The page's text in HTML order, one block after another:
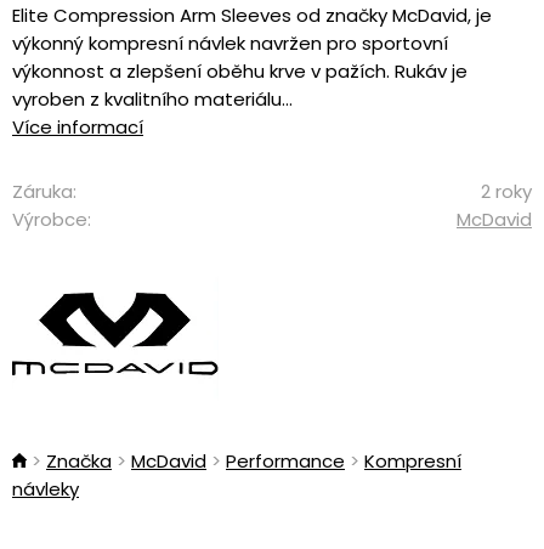
Elite Compression Arm Sleeves od značky McDavid, je
výkonný kompresní návlek navržen pro sportovní
výkonnost a zlepšení oběhu krve v pažích. Rukáv je
vyroben z kvalitního materiálu...
Více informací
Záruka:
2 roky
Výrobce:
McDavid
Značka McDavid Performance
Kompresní
návleky